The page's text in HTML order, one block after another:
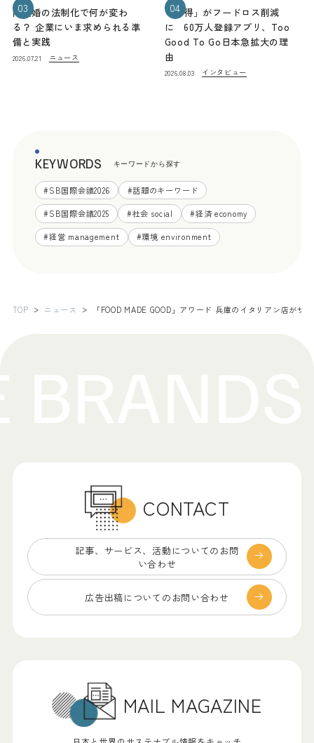
03
同性婚の法制化で何が変わ
る？ 企業にいま求められる準
備と実践
2026.07.21 ニュース
04
「お得」がフードロス削減
に 60万人登録アプリ、Too
Good To Go日本急拡大の理
由
2026.08.03 インタビュー
KEYWORDS キーワードから探す
#SB国際会議2026 #話題のキーワード
#SB国際会議2025 #社会 social #経済 economy
#経営 management #環境 environment
TOP ニュース 「FOOD MADE GOOD」アワード 兵庫のイタリアン店がサ
CONTACT
記事、サービス、 活動についてのお問
い合わせ
広告出稿についての お問い合わせ
MAIL MAGAZINE